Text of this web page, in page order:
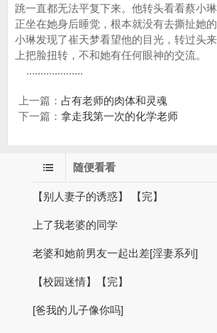
跳一直都无法平复下来。他转头看看蔡小
正坐在她身后睡觉，根本就没有去撕扯她
小琳发现了崔天梦看望他的目光，转过头
上把脸扭转，不和她有任何眼神的交流。
....................
上一篇： 占有老师的肉体和灵魂
下一篇： 拿走我第一次的化学老师
随便看看
【别人妻子的诱惑】 【完】
上了我老婆的同学
老婆和她前男友一起出差[淫妻系列]
【校园迷情】【完】
[爸我的儿子像你吗]